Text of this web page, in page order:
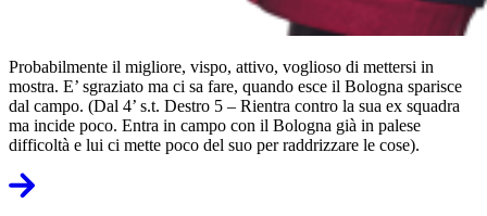
Probabilmente il migliore, vispo, attivo, voglioso di mettersi in
mostra. E’ sgraziato ma ci sa fare, quando esce il Bologna sparisce
dal campo. (Dal 4’ s.t. Destro 5 – Rientra contro la sua ex squadra
ma incide poco. Entra in campo con il Bologna già in palese
difficoltà e lui ci mette poco del suo per raddrizzare le cose).